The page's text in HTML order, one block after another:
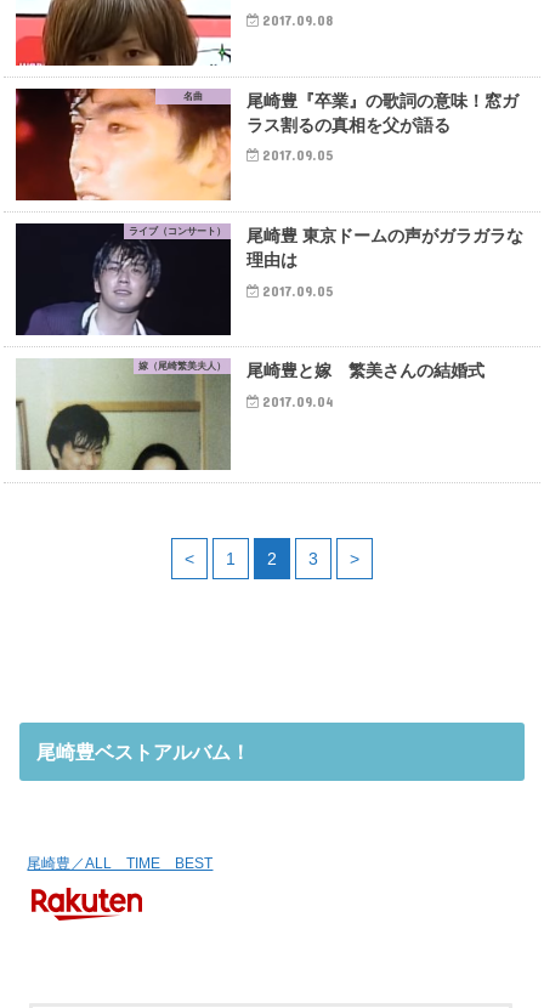
2017.09.08
名曲
尾崎豊『卒業』の歌詞の意味！窓ガ
ラス割るの真相を父が語る
2017.09.05
ライブ（コンサート）
尾崎豊 東京ドームの声がガラガラな
理由は
2017.09.05
嫁（尾崎繁美夫人） 尾崎豊と嫁 繁美さんの結婚式
2017.09.04
< 1 2 3 >
尾崎豊ベストアルバム！
尾崎豊／ALL TIME BEST